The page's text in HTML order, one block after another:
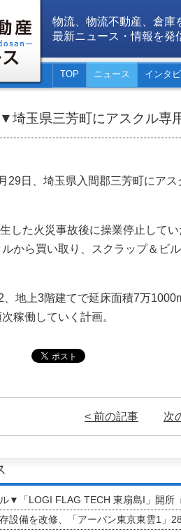
物流、物流不動産、倉庫
最新ニュース・情報を発
TOP ニュース インタ
埼玉県三芳町にアスクル専
29日、埼玉県入間郡三芳町にア
した火災事故後に操業停止して
から買い取り、スクラップ＆ビ
、地上3階建てで延床面積7万
稼働していく計画。
< 前の記事 次
▼「LOGI FLAG TECH 東扇島I」開所
設備を改修、「アーバン東京東雲1」